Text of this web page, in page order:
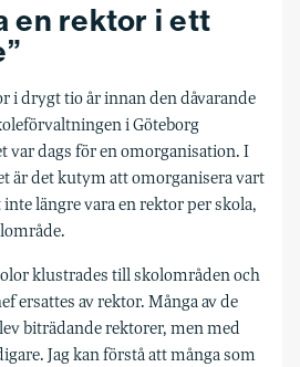
en rektor i ett
i drygt tio år innan den dåvarande
i Göteborg
var dags för en omorganisation. I
är det kutym att omorganisera vart
längre vara en rektor per skola,
klustrades till skolområden och
ersattes av rektor. Många av de
biträdande rektorer, men med
Jag kan förstå att många som